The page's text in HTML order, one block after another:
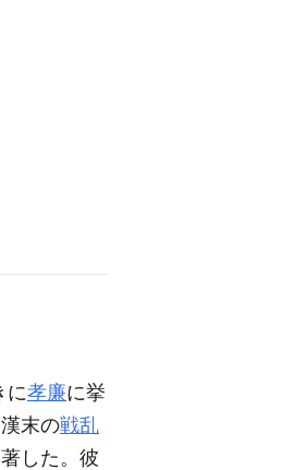
に孝廉に挙
末の戦乱
した。彼